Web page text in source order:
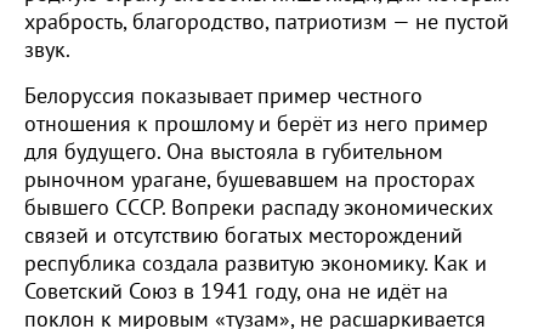
храбрость, благородство, патриотизм — не пустой
звук.
Белоруссия показывает пример честного
отношения к прошлому и берёт из него пример
для будущего. Она выстояла в губительном
рыночном урагане, бушевавшем на просторах
бывшего СССР. Вопреки распаду экономических
связей и отсутствию богатых месторождений
республика создала развитую экономику. Как и
Советский Союз в 1941 году, она не идёт на
поклон к мировым «тузам», не расшаркивается